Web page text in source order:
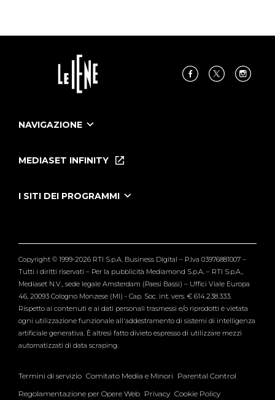
NAVIGAZIONE
Le Iene Presentano Inside
Tutti i servizi
MEDIASET INFINITY
I SITI DEI PROGRAMMI
Verissimo
Copyright © 1999-2026 RTI S.p.A. Business Digital – P.Iva 03976881007 –
Tutti i diritti riservati – Per la pubblicità Mediamond S.p.A. – RTI S.p.A.,
Mediaset N.V., sede legale Amsterdam (Paesi Bassi) – Uffici Viale Europa
46, 20093 Cologno Monzese (MI) - Cap. Soc. int. vers. € 614.238.333.
Rispetto ai contenuti e ai dati personali trasmessi e/o riprodotti è vietata
ogni utilizzazione funzionale all'addestramento di sistemi di intelligenza
artificiale generativa. È altresì fatto divieto espresso di utilizzare mezzi
automatizzati di data scraping.
Termini di servizio Comitato Media e Minori Parental Control
Regolamentazione per Opere Web Privacy Cookie Policy